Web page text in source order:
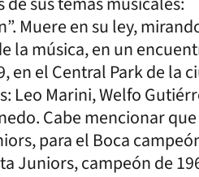
Muere en su ley,
la música, en un
en el Central Park de la
Leo Marini, Welfo
Cabe mencionar
para el Boca
Juniors, campeón de